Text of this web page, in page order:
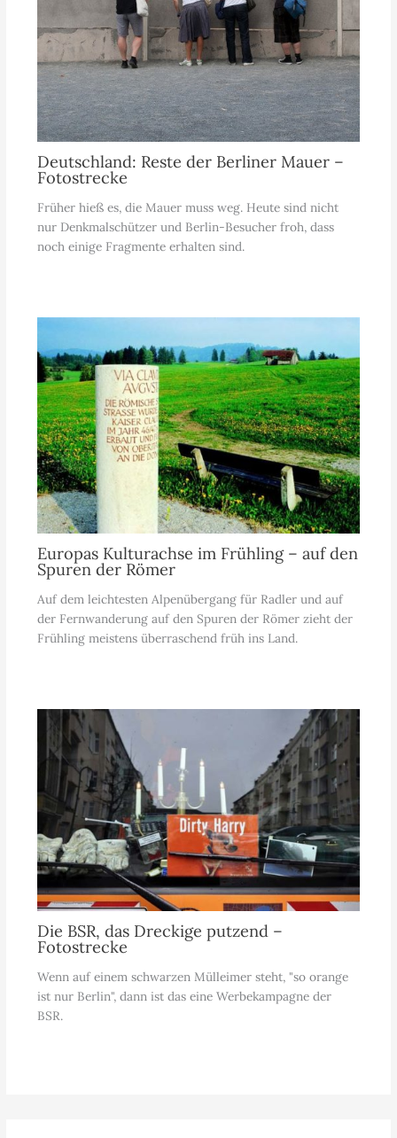
Deutschland: Reste der Berliner Mauer –
Fotostrecke
Früher hieß es, die Mauer muss weg. Heute sind nicht
nur Denkmalschützer und Berlin-Besucher froh, dass
noch einige Fragmente erhalten sind.
Europas Kulturachse im Frühling – auf den
Spuren der Römer
Auf dem leichtesten Alpenübergang für Radler und auf
der Fernwanderung auf den Spuren der Römer zieht der
Frühling meistens überraschend früh ins Land.
Die BSR, das Dreckige putzend –
Fotostrecke
Wenn auf einem schwarzen Mülleimer steht, "so orange
ist nur Berlin", dann ist das eine Werbekampagne der
BSR.